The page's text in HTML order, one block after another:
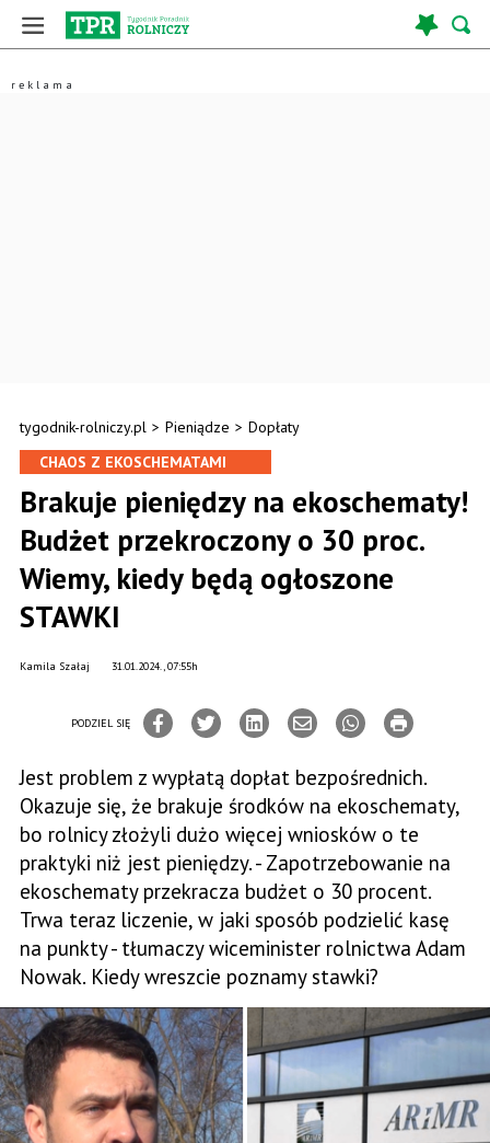
tygodnik-rolniczy.pl > Pieniądze > Dopłaty
CHAOS Z EKOSCHEMATAMI
Brakuje pieniędzy na ekoschematy!
Budżet przekroczony o 30 proc.
Wiemy, kiedy będą ogłoszone
STAWKI
31.01.2024., 07:55h
Kamila Szałaj
PODZIEL SIĘ
Jest problem z wypłatą dopłat bezpośrednich.
Okazuje się, że brakuje środków na ekoschematy,
bo rolnicy złożyli dużo więcej wniosków o te
praktyki niż jest pieniędzy. - Zapotrzebowanie na
ekoschematy przekracza budżet o 30 procent.
Trwa teraz liczenie, w jaki sposób podzielić kasę
na punkty - tłumaczy wiceminister rolnictwa Adam
Nowak. Kiedy wreszcie poznamy stawki?